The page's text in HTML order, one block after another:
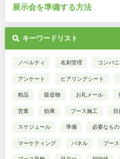
展示会を準備する方法
キーワードリスト
ノベルティ 名刺管理 コンパ
アンケート ヒアリングシート
粗品 販促物 お礼メール
営業 効果 ブース施工 目
スケジュール 準備 必要なもの
マーケティング パネル ブー